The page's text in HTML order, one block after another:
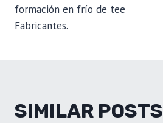
formación en frío de tee
Fabricantes.
SIMILAR POSTS